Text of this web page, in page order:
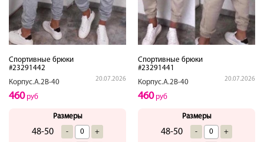
Спортивные брюки
#23291442
Корпус.А.2В-40
20.07.2026
460руб
Размеры
48-50 - +
Спортивные брюки
#23291441
Корпус.А.2В-40
20.07.2026
460руб
Размеры
48-50 - +